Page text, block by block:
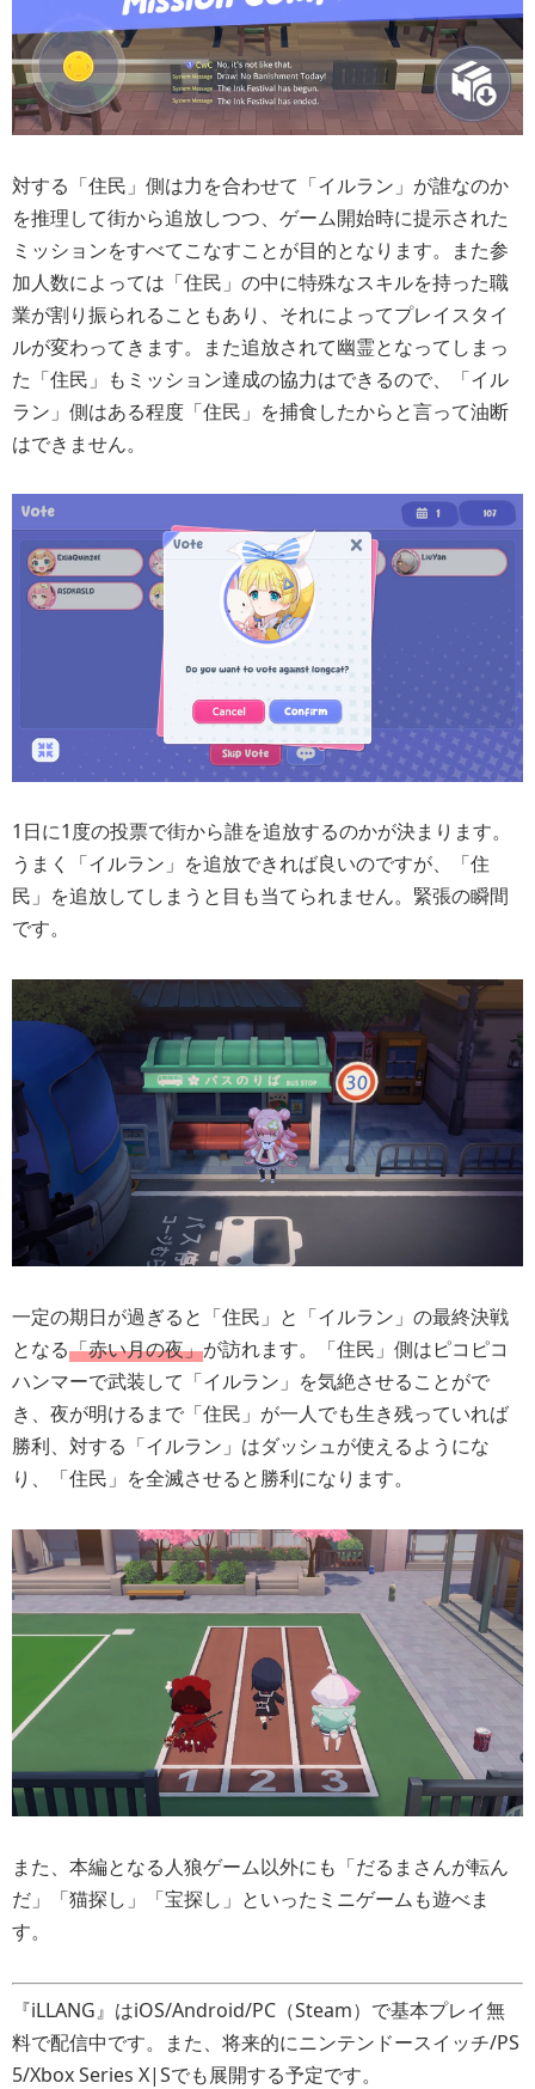
対する「住民」側は力を合わせて「イルラン」が誰なのか
を推理して街から追放しつつ、ゲーム開始時に提示された
ミッションをすべてこなすことが目的となります。また参
加人数によっては「住民」の中に特殊なスキルを持った職
業が割り振られることもあり、それによってプレイスタイ
ルが変わってきます。また追放されて幽霊となってしまっ
た「住民」もミッション達成の協力はできるので、「イル
ラン」側はある程度「住民」を捕食したからと言って油断
はできません。
1日に1度の投票で街から誰を追放するのかが決まります。
うまく「イルラン」を追放できれば良いのですが、「住
民」を追放してしまうと目も当てられません。緊張の瞬間
です。
一定の期日が過ぎると「住民」と「イルラン」の最終決戦
となる「赤い月の夜」が訪れます。「住民」側はピコピコ
ハンマーで武装して「イルラン」を気絶させることがで
き、夜が明けるまで「住民」が一人でも生き残っていれば
勝利、対する「イルラン」はダッシュが使えるようにな
り、「住民」を全滅させると勝利になります。
また、本編となる人狼ゲーム以外にも「だるまさんが転ん
だ」「猫探し」「宝探し」といったミニゲームも遊べま
す。
『iLLANG』はiOS/Android/PC（Steam）で基本プレイ無
料で配信中です。また、将来的にニンテンドースイッチ/PS
5/Xbox Series X|Sでも展開する予定です。